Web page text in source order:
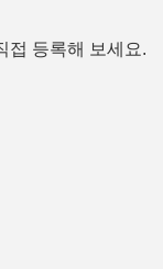
접 등록해 보세요.